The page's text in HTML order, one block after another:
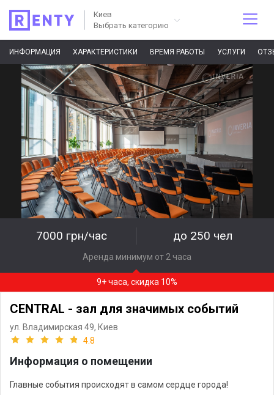
Киев
Выбрать категорию
ИНФОРМАЦИЯ ХАРАКТЕРИСТИКИ ВРЕМЯ РАБОТЫ УСЛУГИ
7000 грн/час до 250 чел
Аренда минимум от 2 часа
9+ часа, скидка 10%
CENTRAL - зал для значимых событий
ул. Владимирская 49, Киев
4.8
Информация о помещении
Главные события происходят в самом сердце города!